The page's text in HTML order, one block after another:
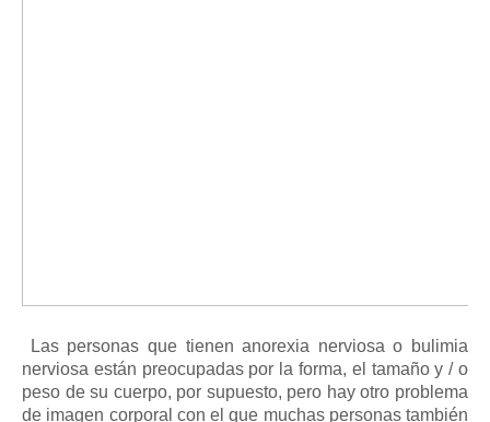
Las personas que tienenanorexia nerviosa o bulimia
nerviosa están preocupadas por la forma, el tamaño y / o
peso de su cuerpo, por supuesto, pero hay otro problema
de imagen corporal con el que muchas personas también